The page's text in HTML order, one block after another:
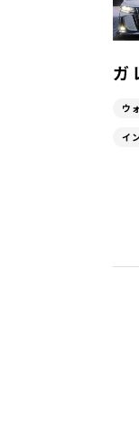
ガ
ウ
イ